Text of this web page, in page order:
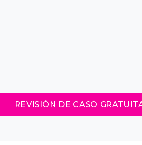
REVISIÓN DE CASO